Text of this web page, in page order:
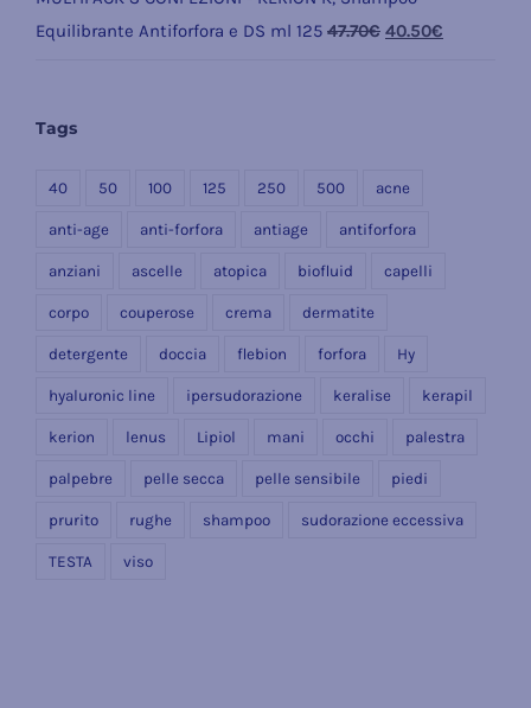
Equilibrante Antiforfora e DS ml 125 47.70€ Il
40.50€
Tags
40 50 100 125 250 500 acne
anti-age anti-forfora antiage antiforfora
anziani ascelle atopica biofluid capelli
corpo couperose crema dermatite
detergente doccia flebion forfora Hy
hyaluronic line ipersudorazione keralise kerapil
kerion lenus Lipiol mani occhi palestra
palpebre pelle secca pelle sensibile piedi
prurito rughe shampoo sudorazione eccessiva
TESTA viso